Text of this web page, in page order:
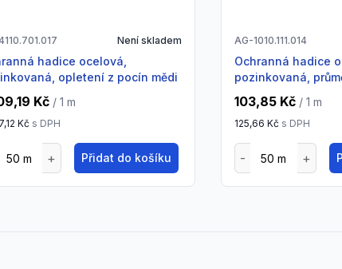
Není skladem
opletení z pocín mědi
Kč / 1m
Kč s DPH
Přidat do košíku
AG-1010.111.014
Ochranná hadice ocelová,
pozinkovaná,
103,85 Kč / 1 m
125,66 Kč s DPH